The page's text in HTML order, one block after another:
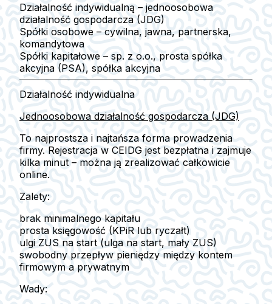
Działalność indywidualną – jednoosobowa
działalność gospodarcza (JDG)
Spółki osobowe – cywilna, jawna, partnerska,
komandytowa
Spółki kapitałowe – sp. z o.o., prosta spółka
akcyjna (PSA), spółka akcyjna
Działalność indywidualna
Jednoosobowa działalność gospodarcza (JDG)
To najprostsza i najtańsza forma prowadzenia
firmy. Rejestracja w CEIDG jest bezpłatna i zajmuje
kilka minut – można ją zrealizować całkowicie
online.
Zalety:
brak minimalnego kapitału
prosta księgowość (KPiR lub ryczałt)
ulgi ZUS na start (ulga na start, mały ZUS)
swobodny przepływ pieniędzy między kontem
firmowym a prywatnym
Wady: